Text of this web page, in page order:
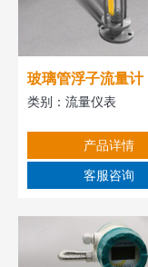
玻璃管浮子流量计
类别： 流量仪表
产品详情
客服咨询